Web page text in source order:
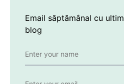
Email săptămânal cu
blog